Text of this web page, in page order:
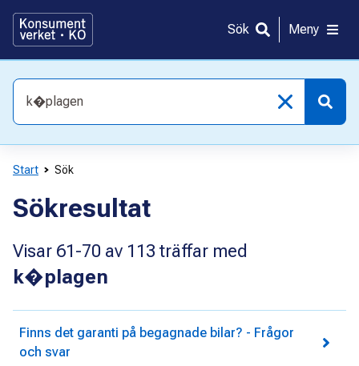
direkt
innehållet
Sök Meny
Vad
söker
efter?
Start Sök
Sökresultat
Visar 61-70 av 113 träffar med
k�plagen
Finns det garanti på begagnade bilar? - Frågor
och svar